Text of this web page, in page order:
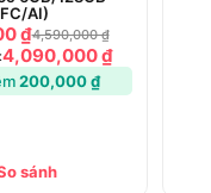
AI)
₫4,590,000 ₫
4,090,000 ₫
200,000 ₫
sánh